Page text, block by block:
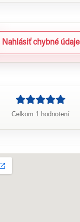
Nahlásiť chybné údaje
Celkom 1 hodnotení